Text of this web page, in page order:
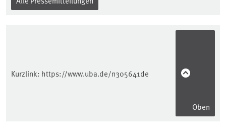
Kurzlink: https://www.uba.de/n305641de
Oben